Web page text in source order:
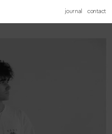
journal contact